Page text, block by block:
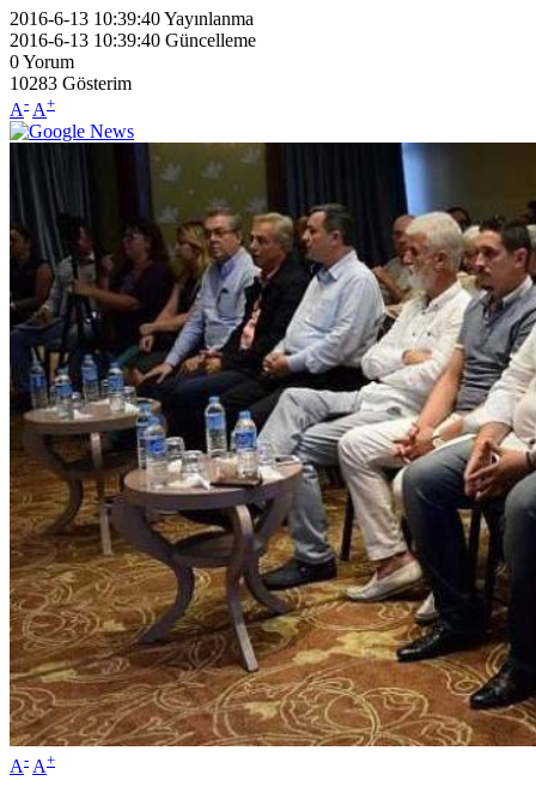
2016-6-13 10:39:40Yayınlanma
2016-6-13 10:39:40 Güncelleme
0Yorum
10283 Gösterim
A- A+
A- A+